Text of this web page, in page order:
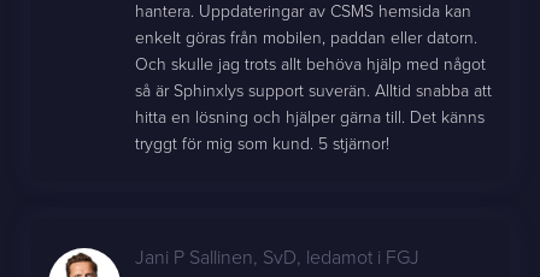
hantera. Uppdateringar av CSMS hemsida kan
enkelt göras från mobilen, paddan eller datorn.
Och skulle jag trots allt behöva hjälp med något
så är Sphinxlys support suverän. Alltid snabba att
hitta en lösning och hjälper gärna till. Det känns
tryggt för mig som kund. 5 stjärnor!
Jani P Sallinen, SvD, ledamot i FGJ